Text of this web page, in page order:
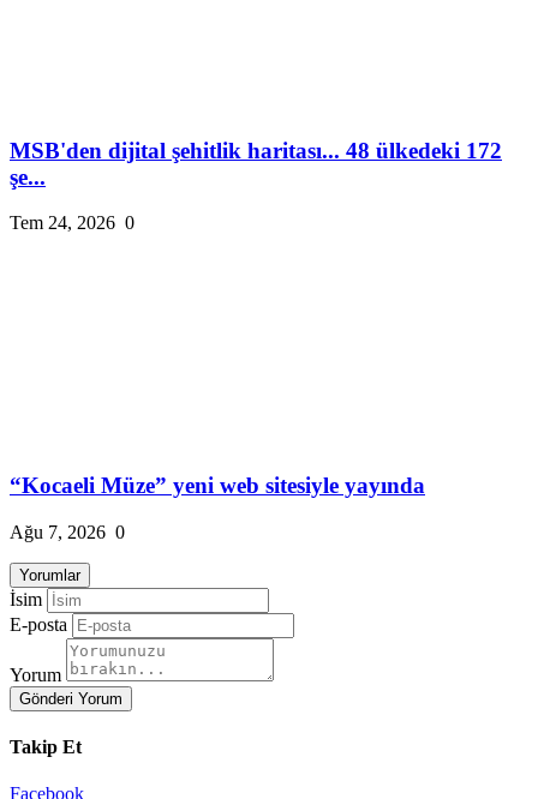
MSB'den dijital şehitlik haritası... 48 ülkedeki 172
şe...
Tem 24, 2026 0
“Kocaeli Müze” yeni web sitesiyle yayında
Ağu 7, 2026 0
Yorumlar
İsim
E-posta
Yorum
Gönderi Yorum
Takip Et
Facebook